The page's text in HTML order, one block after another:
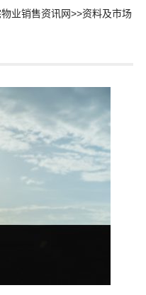
业销售资讯网>>资料及市场